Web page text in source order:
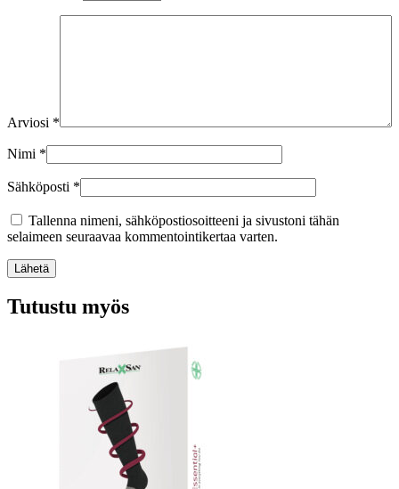
Arviosi *
Nimi *
Sähköposti *
Tallenna nimeni, sähköpostiosoitteeni ja sivustoni tähän
selaimeen seuraavaa kommentointikertaa varten.
Lähetä
Tutustu myös